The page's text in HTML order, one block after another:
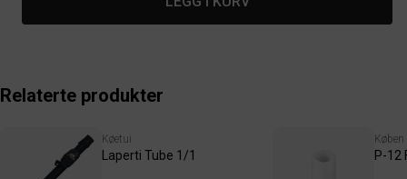
Relaterte produkter
Køetui
Laperti Tube 1/1
Køben
P-12